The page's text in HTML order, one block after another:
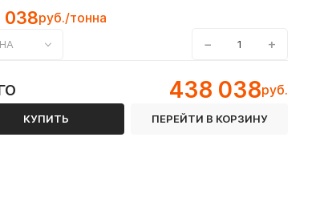
038руб./тонна
− +
438 038руб.
КУПИТЬ ПЕРЕЙТИ В КОРЗИНУ